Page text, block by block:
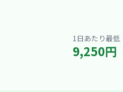
1日あたり最低
9,250円